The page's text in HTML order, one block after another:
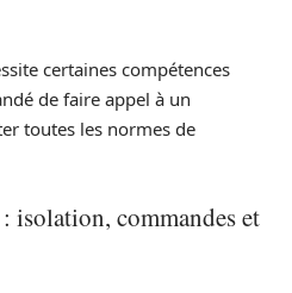
certaines compétences
de faire appel à un
toutes les normes de
isolation, commandes et